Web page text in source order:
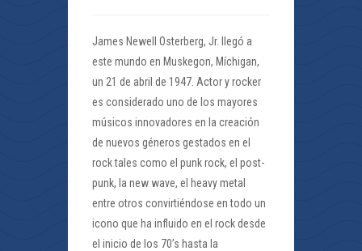
James Newell Osterberg, Jr. llegó a
este mundo en Muskegon, Míchigan,
un 21 de abril de 1947. Actor y rocker
es considerado uno de los mayores
músicos innovadores en la creación
de nuevos géneros gestados en el
rock tales como el punk rock, el post-
punk, la new wave, el heavy metal
entre otros convirtiéndose en todo un
icono que ha influido en el rock desde
el inicio de los 70’s hasta la